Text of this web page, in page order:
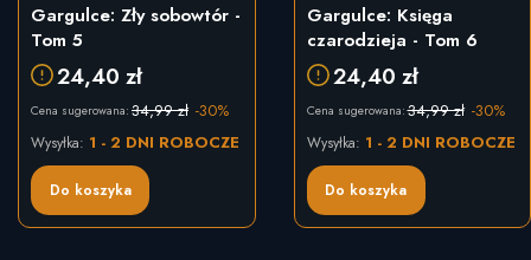
Gargulce: Zły sobowtór -
Tom 5
24,40 zł
Cena sugerowana: 34,99 zł -30%
Do koszyka
Wysyłka: 1 - 2 DNI ROBOCZE
Gargulce: Księga
czarodzieja - Tom 6
24,40 zł
Cena sugerowana:34,99 zł -30%
Do koszyka
Wysyłka: 1 - 2 DNI ROBOCZE